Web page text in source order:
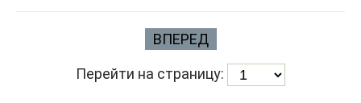
ВПЕРЕД
Перейти на страницу: